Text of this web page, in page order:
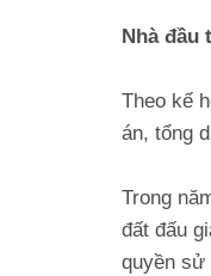
Nhà đầu
Theo kế
án, tổng
Trong
đất đấu
quyền sử